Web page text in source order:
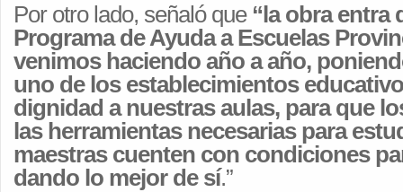
Por otro lado, señaló que “la obra entra
Programa de Ayuda a Escuelas
venimos haciendo año a año,
uno de los establecimientos
dignidad a nuestras aulas, para que
las herramientas necesarias para
maestras cuenten con condiciones
dando lo mejor de sí.”